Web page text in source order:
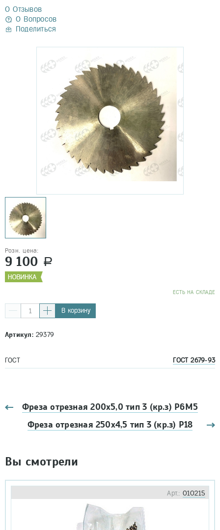
0 Отзывов
0 Вопросов
Поделиться
Розн. цена:
9 100 a
EСТЬ НА СКЛАДЕ
В корзину
Артикул:29379
ГОСТ ГОСТ 2679-93
Фреза отрезная 200х5,0 тип 3 (кр.з) Р6М5
Фреза отрезная 250х4,5 тип 3 (кр.з) Р18
Вы смотрели
Арт.: 010215